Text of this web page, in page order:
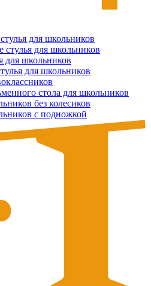
для школьников
стулья для школьников
для школьников
для школьников
стола для школьников
без колесиков
с подножкой